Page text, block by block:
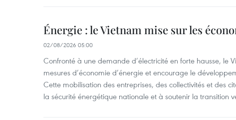
Énergie : le Vietnam mise sur les
02/08/2026 05:00
Confronté à une demande d’électricité en forte hausse, le
mesures d’économie d’énergie et encourage le
Cette mobilisation des entreprises, des collectivités et des
la sécurité énergétique nationale et à soutenir la transition